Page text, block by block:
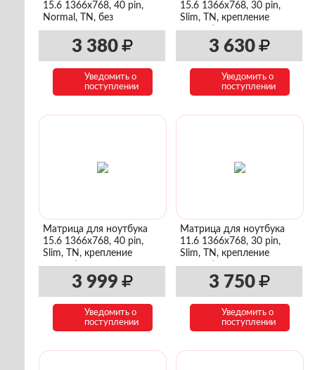
15.6 1366x768, 40 pin,
Normal, TN, без
крепления
3 380
Уведомить о
поступлении
15.6 1366x768, 30 pin,
Slim, TN, крепление
сверху/снизу
3 630
Уведомить о
поступлении
Матрица для ноутбука
15.6 1366x768, 40 pin,
Slim, TN, крепление
сверху/снизу
3 999
Уведомить о
поступлении
Матрица для ноутбука
11.6 1366x768, 30 pin,
Slim, TN, крепление
сверху/снизу
3 750
Уведомить о
поступлении